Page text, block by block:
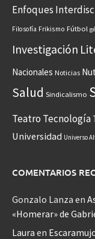
Enfoques
Filosofía Frikismo Fútbol
Investigación
Nacionales Noticias
Salud Sindicalismo
Teatro Tecnología
Universidad Universo
COMENTARIOS
Gonzalo Lanza en
«Homerar» de
Laura en